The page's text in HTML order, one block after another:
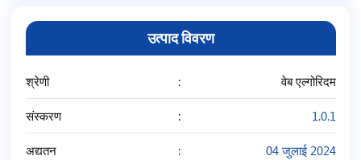
उत्पाद विवरण
श्रेणी वेब एल्गोरिदम
संस्करण 1.0.1
अद्यतन 04 जुलाई 2024